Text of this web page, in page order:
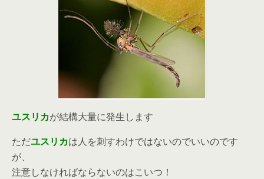
ユスリカが結構大量に発生します
ただユスリカは人を刺すわけではないのでいいのです
が、
注意しなければならないのはこいつ！